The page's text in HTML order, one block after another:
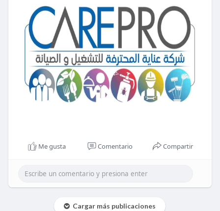
Me gusta Comentario Compartir
Cargar más publicaciones